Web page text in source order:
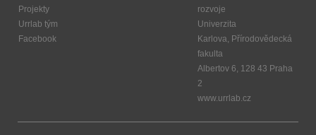
Projekty
Urrlab tým
Facebook
rozvoje
Univerzita
Karlova, Přírodovědecká
fakulta
Albertov 6, 128 43 Praha
2
www.urrlab.cz